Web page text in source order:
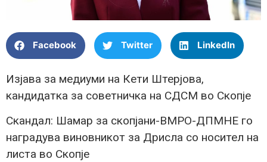
Facebook Twitter LinkedIn
Изјава за медиуми на Кети Штерјова,
кандидатка за советничка на СДСМ во Скопје
Скандал: Шамар за скопјани-ВМРО-ДПМНЕ го
наградува виновникот за Дрисла со носител на
листа во Скопје